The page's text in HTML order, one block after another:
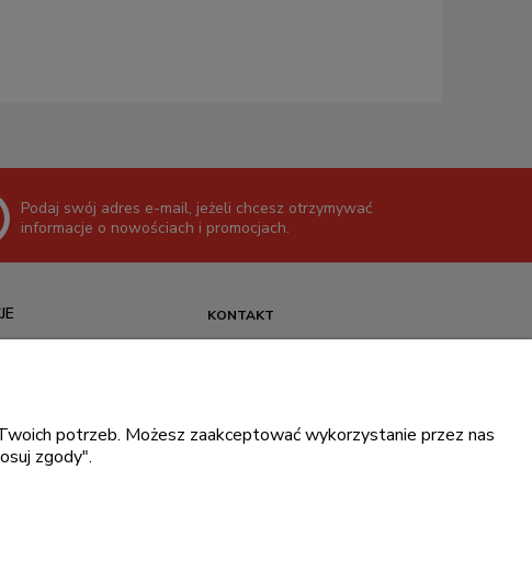
Podaj swój adres e-mail, jeżeli chcesz otrzymywać
informacje o nowościach i promocjach.
KONTAKT
potrzeb. Możesz zaakceptować wykorzystanie przez nas
zgody".